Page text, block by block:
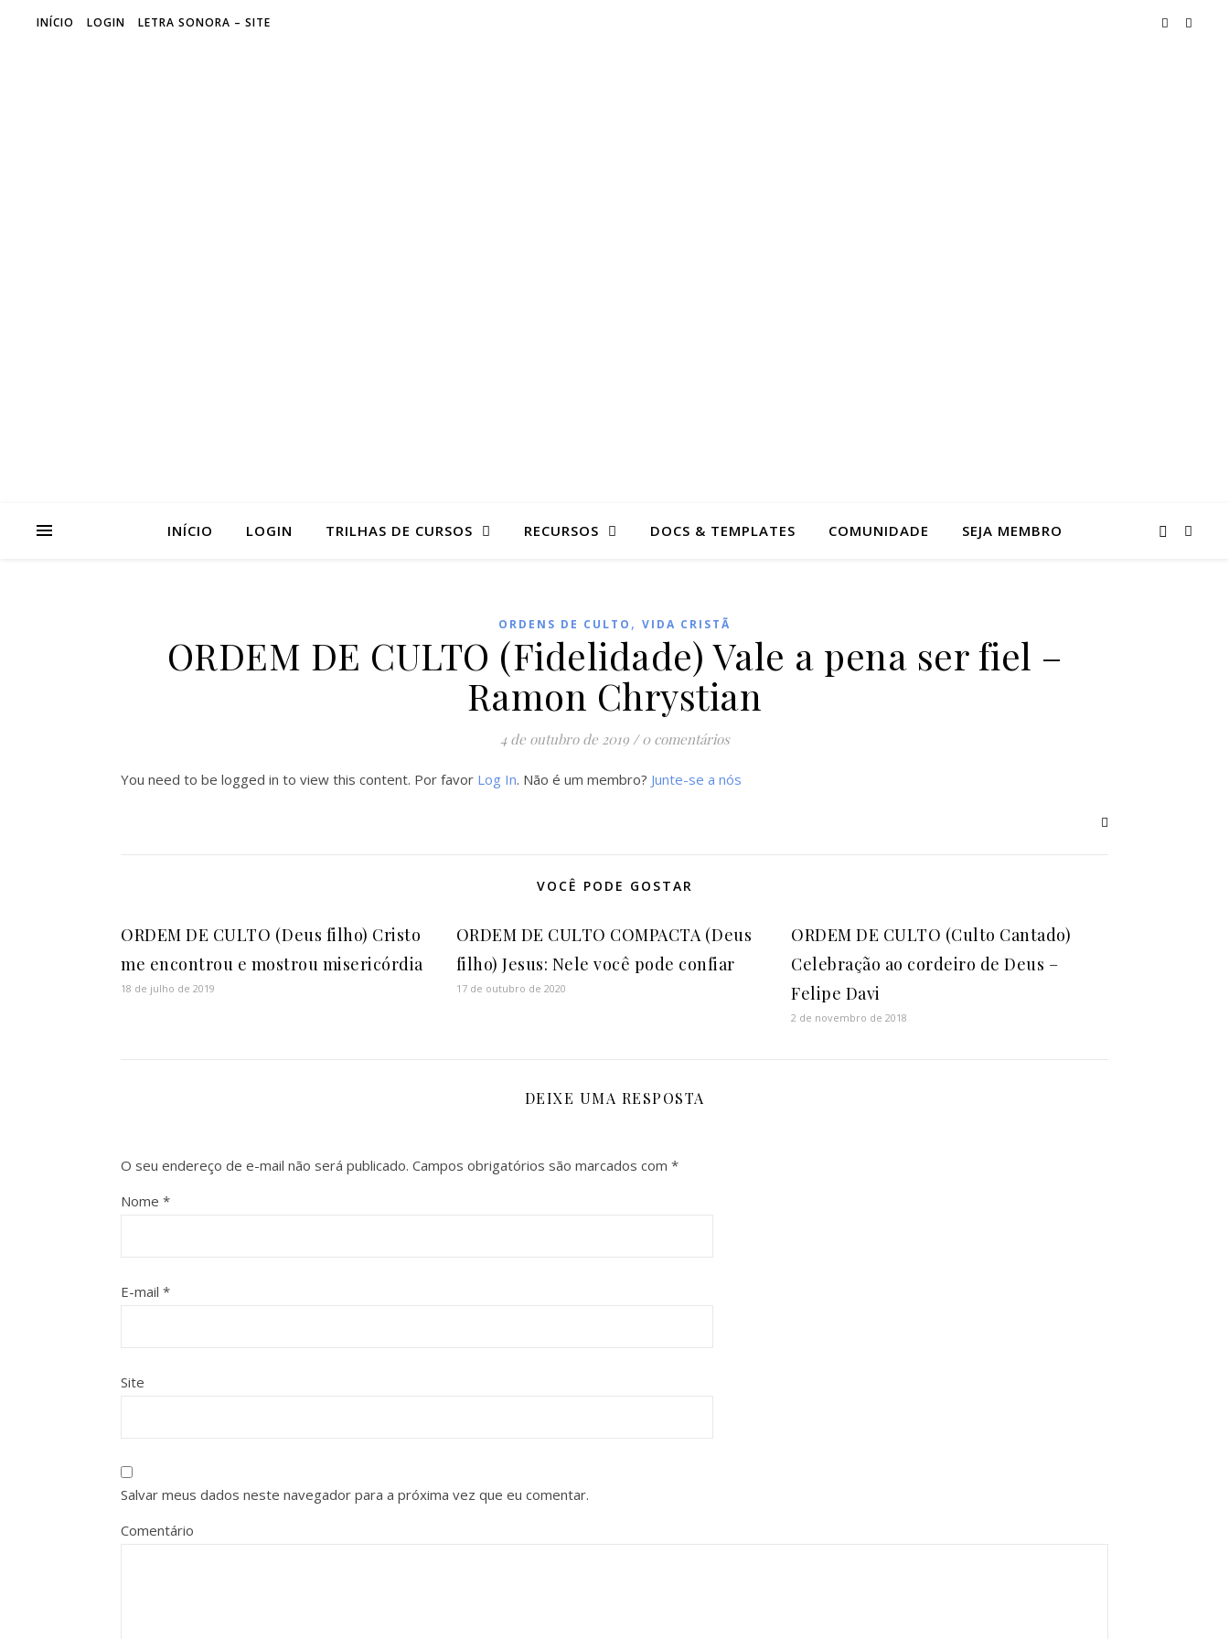
INÍCIO LOGIN LETRA SONORA – SITE
INÍCIO LOGIN TRILHAS DE CURSOS RECURSOS DOCS & TEMPLATES COMUNIDADE SEJA MEMBRO
ORDENS DE CULTO , VIDA CRISTÃ
ORDEM DE CULTO (Fidelidade) Vale a pena ser fiel –
Ramon Chrystian
4 de outubro de 2019 / 0 comentários
You need to be logged in to view this content. Por favor Log In. Não é um membro? Junte-se a nós
VOCÊ PODE GOSTAR
ORDEM DE CULTO (Deus filho) Cristo
me encontrou e mostrou misericórdia
18 de julho de 2019
ORDEM DE CULTO COMPACTA (Deus
filho) Jesus: Nele você pode confiar
17 de outubro de 2020
ORDEM DE CULTO (Culto Cantado)
Celebração ao cordeiro de Deus –
Felipe Davi
2 de novembro de 2018
DEIXE UMA RESPOSTA
O seu endereço de e-mail não será publicado. Campos obrigatórios são marcados com *
Nome *
E-mail *
Site
Salvar meus dados neste navegador para a próxima vez que eu comentar.
Comentário